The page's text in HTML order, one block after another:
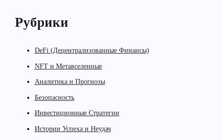
Рубрики
DeFi (Децентрализованные Финансы)
NFT и Метавселенные
Аналитика и Прогнозы
Безопасность
Инвестиционные Стратегии
Истории Успеха и Неудач